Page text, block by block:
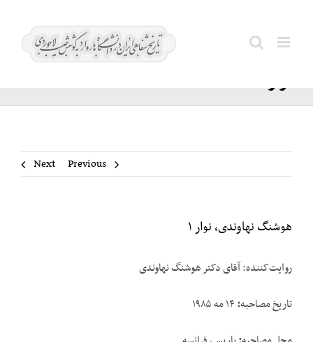
نهاوندی،
نوار ۱
Previous
Next
هوشنگ نهاوندی، نوار ۱
روایت‌کننده: آقای دکتر هوشنگ نهاوندی
تاریخ مصاحبه: